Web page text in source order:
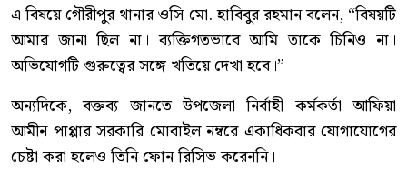
এ বিষয়ে গৌরীপুর থানার ওসি মো. হাবিবুর রহমান বলেন, “বিষয়টি
আমার জানা ছিল না। ব্যক্তিগতভাবে আমি তাকে চিনিও না।
অভিযোগটি গুরুত্বের সঙ্গে খতিয়ে দেখা হবে।”
অন্যদিকে, বক্তব্য জানতে উপজেলা নির্বাহী কর্মকর্তা আফিয়া
আমীন পাপ্পার সরকারি মোবাইল নম্বরে একাধিকবার যোগাযোগের
চেষ্টা করা হলেও তিনি ফোন রিসিভ করেননি।